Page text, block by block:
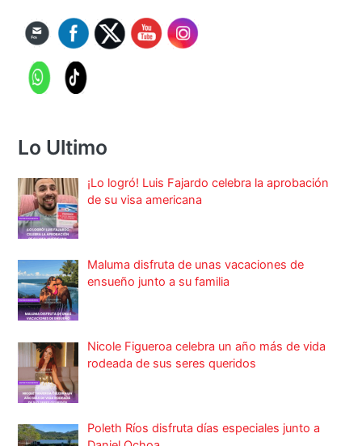
Lo Ultimo
¡Lo logró! Luis Fajardo celebra la aprobación
de su visa americana
Maluma disfruta de unas vacaciones de
ensueño junto a su familia
Nicole Figueroa celebra un año más de vida
rodeada de sus seres queridos
Poleth Ríos disfruta días especiales junto a